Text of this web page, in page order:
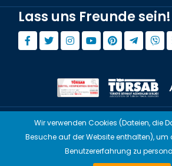
Lass uns Freunde sein!
© Copyright 2015 - 2026,
Artmodern UG
Übereinstimmenden Gesetzen von
Wir verwenden Cookies (Dateien, die
Besuche auf der Website enthalten), um
Benutzererfahrung zu